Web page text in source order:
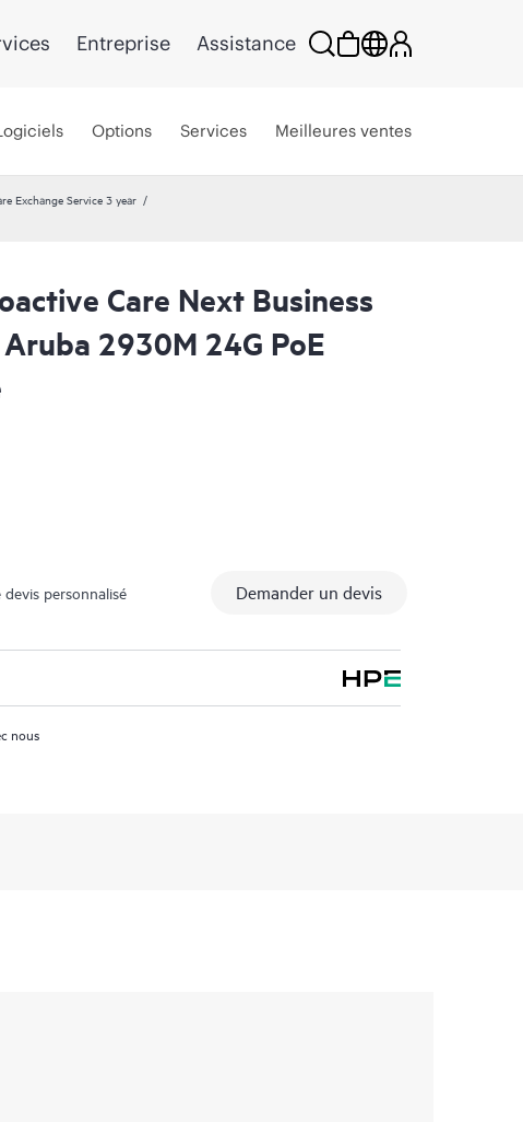
Entreprise Assistance
Options Services Meilleures ventes
Exchange Service 3 year
Care Next Business
2930M 24G PoE
personnalisé Demander un devis
nous